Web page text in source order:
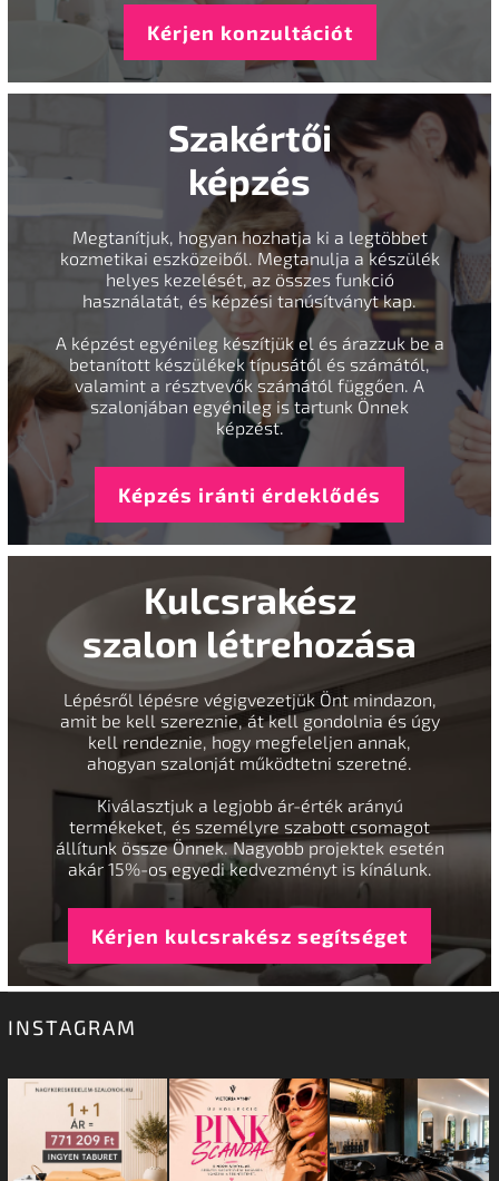
Kérjen konzultációt
Szakértői
képzés
Megtanítjuk, hogyan hozhatja ki a legtöbbet
kozmetikai eszközeiből. Megtanulja a készülék
helyes kezelését, az összes funkció
használatát, és képzési tanúsítványt kap.
A képzést egyénileg készítjük el és árazzuk be a
betanított készülékek típusától és számától,
valamint a résztvevők számától függően. A
szalonjában egyénileg is tartunk Önnek
képzést.
Képzés iránti érdeklődés
Kulcsrakész
szalon létrehozása
Lépésről lépésre végigvezetjük Önt mindazon,
amit be kell szereznie, át kell gondolnia és úgy
kell rendeznie, hogy megfeleljen annak,
ahogyan szalonját működtetni szeretné.
Kiválasztjuk a legjobb ár-érték arányú
termékeket, és személyre szabott csomagot
állítunk össze Önnek. Nagyobb projektek esetén
akár 15%-os egyedi kedvezményt is kínálunk.
Kérjen kulcsrakész segítséget
INSTAGRAM